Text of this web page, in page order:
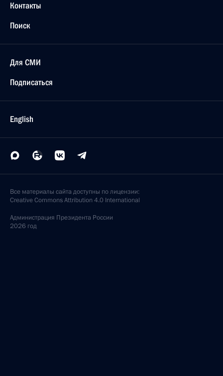
Контакты
Поиск
Для СМИ
Подписаться
English
Все материалы сайта доступны по лицензии:
Creative Commons Attribution 4.0 International
Администрация Президента России
2026 год